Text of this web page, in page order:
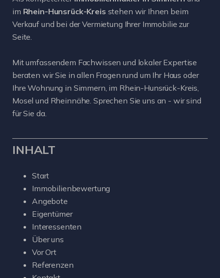
im Rhein-Hunsrück-Kreis stehen wir Ihnen beim
Verkauf und bei der Vermietung Ihrer Immobilie zur
Seite.
Mit umfassendem Fachwissen und lokaler Expertise
beraten wir Sie in allen Fragen rund um Ihr Haus oder
Ihre Wohnung in Simmern, im Rhein-Hunsrück-Kreis,
Mosel und Rheinnähe. Sprechen Sie uns an - wir sind
für Sie da.
INHALT
Start
Immobilienbewertung
Angebote
Eigentümer
Interessenten
Über uns
Vor Ort
Referenzen